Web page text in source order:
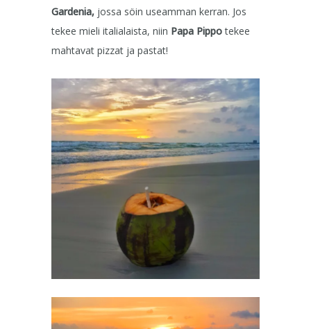
Gardenia, jossa söin useamman kerran. Jos
tekee mieli italialaista, niin Papa Pippotekee
mahtavat pizzat ja pastat!